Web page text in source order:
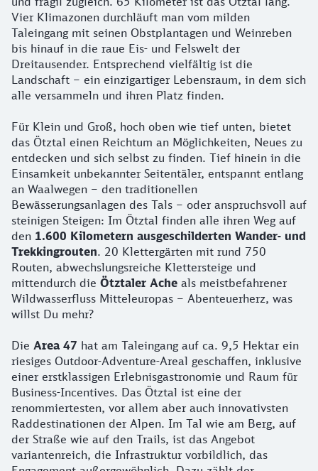
Vier Klimazonen durchläuft man vom milden
Taleingang mit seinen Obstplantagen und Weinreben
bis hinauf in die raue Eis- und Felswelt der
Dreitausender. Entsprechend vielfältig ist die
Landschaft – ein einzigartiger Lebensraum, in dem sich
alle versammeln und ihren Platz finden.
Für Klein und Groß, hoch oben wie tief unten, bietet
das Ötztal einen Reichtum an Möglichkeiten, Neues zu
entdecken und sich selbst zu finden. Tief hinein in die
Einsamkeit unbekannter Seitentäler, entspannt entlang
an Waalwegen – den traditionellen
Bewässerungsanlagen des Tals – oder anspruchsvoll auf
steinigen Steigen: Im Ötztal finden alle ihren Weg auf
den 1.600 Kilometern ausgeschilderten Wander- und
Trekkingrouten. 20 Klettergärten mit rund 750
Routen, abwechslungsreiche Klettersteige und
mittendurch die Ötztaler Ache als meistbefahrener
Wildwasserfluss Mitteleuropas – Abenteuerherz, was
willst Du mehr?
Die Area 47 hat am Taleingang auf ca. 9,5 Hektar ein
riesiges Outdoor-Adventure-Areal geschaffen, inklusive
einer erstklassigen Erlebnisgastronomie und Raum für
Business-Incentives. Das Ötztal ist eine der
renommiertesten, vor allem aber auch innovativsten
Raddestinationen der Alpen. Im Tal wie am Berg, auf
der Straße wie auf den Trails, ist das Angebot
variantenreich, die Infrastruktur vorbildlich, das